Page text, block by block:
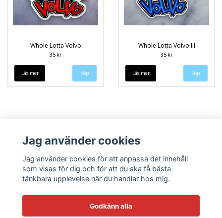
Whole Lotta Volvo
35 kr
Läs mer
Whole Lotta Volvo III
35 kr
Läs mer
Jag använder cookies
Jag använder cookies för att anpassa det innehåll
som visas för dig och för att du ska få bästa
tänkbara upplevelse när du handlar hos mig.
Godkänn alla